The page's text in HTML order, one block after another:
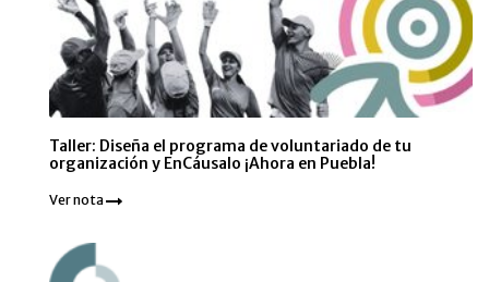
Taller: Diseña el programa de voluntariado de tu
organización y EnCáusalo ¡Ahora en Puebla!
Ver nota